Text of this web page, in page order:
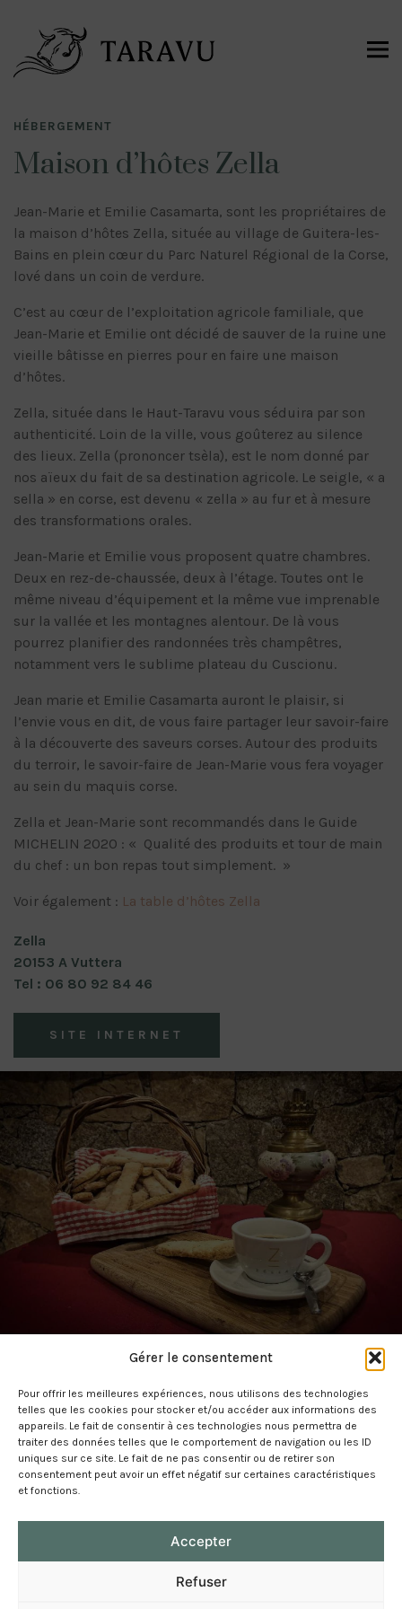
Gérer le consentement
Pour offrir les meilleures expériences, nous utilisons des technologies
telles que les cookies pour stocker et/ou accéder aux informations des
appareils. Le fait de consentir à ces technologies nous permettra de
traiter des données telles que le comportement de navigation ou les ID
uniques sur ce site. Le fait de ne pas consentir ou de retirer son
consentement peut avoir un effet négatif sur certaines caractéristiques
et fonctions.
Accepter
Refuser
HÉBERGEMENT
Maison d’hôtes Zella
Jean-Marie et Emilie Casamarta, sont les propriétaires de
la maison d’hôtes Zella, située au village de Guitera-les-
Bains en plein cœur du Parc Naturel Régional de la Corse,
lové dans un coin de verdure.
C’est au cœur de l’exploitation agricole familiale, que
Jean-Marie et Emilie ont décidé de sauver de la ruine une
vieille bâtisse en pierres pour en faire une maison
d’hôtes.
Zella, située dans le Haut-Taravu vous séduira par son
authenticité. Loin de la ville, vous goûterez au silence
des lieux. Zella (prononcer tsèla), est le nom donné par
nos aïeux du fait de sa destination agricole. Le seigle, « a
sella » en corse, est devenu « zella » au fur et à mesure
des transformations orales.
Jean-Marie et Emilie vous proposent quatre chambres.
Deux en rez-de-chaussée, deux à l’étage. Toutes ont le
même niveau d’équipement et la même vue imprenable
sur la vallée et les montagnes alentour. De là vous
pourrez planifier des randonnées très champêtres,
notamment vers le sublime plateau du Cuscionu.
Jean marie et Emilie Casamarta auront le plaisir, si
l’envie vous en dit, de vous faire partager leur savoir-faire
à la découverte des saveurs corses. Autour des produits
du terroir, le savoir-faire de Jean-Marie vous fera voyager
au sein du maquis corse.
Zella et Jean-Marie sont recommandés dans le Guide
MICHELIN 2020 : « Qualité des produits et tour de main
du chef : un bon repas tout simplement. »
Voir également : La table d’hôtes Zella
Zella
20153 A Vuttera
Tel : 06 80 92 84 46
SITE INTERNET
Gestion de vos données